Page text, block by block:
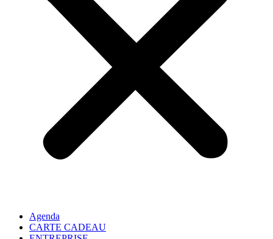
Agenda
CARTE CADEAU